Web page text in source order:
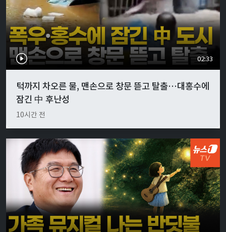
02:33
턱까지 차오른 물, 맨손으로 창문 뜯고 탈출…대홍수에
잠긴 中 후난성
10시간 전